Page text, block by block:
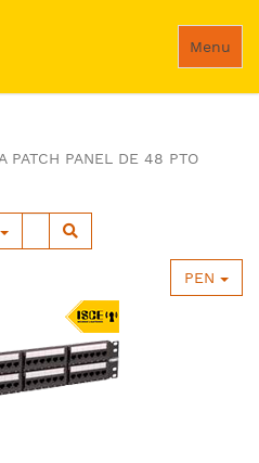
Menu
PATCH PANEL DE 48 PTO
PEN